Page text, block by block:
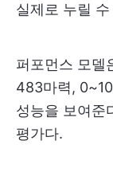
실제로 누릴
퍼포먼스 모델
483마력,
성능을 보여준
평가다.